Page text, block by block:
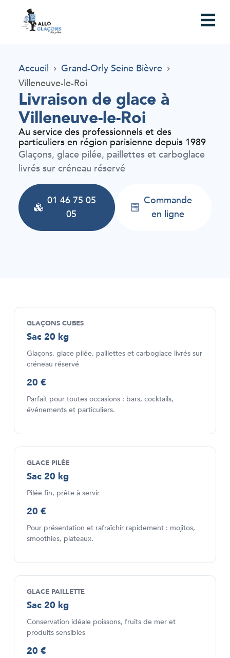
Accueil
Grand-Orly Seine Bièvre
Villeneuve-le-Roi
Livraison de glace à
Villeneuve-le-Roi
Au service des professionnels et des
particuliers en région parisienne depuis 1989
Glaçons, glace pilée, paillettes et carboglace
livrés sur créneau réservé
01 46 75 05
05
Commande
en ligne
GLAÇONS CUBES
Sac 20 kg
Glaçons, glace pilée, paillettes et carboglace livrés sur
créneau réservé
20 €
Parfait pour toutes occasions : bars, cocktails,
événements et particuliers.
GLACE PILÉE
Sac 20 kg
Pilée fin, prête à servir
20 €
Pour présentation et rafraîchir rapidement : mojitos,
smoothies, plateaux.
GLACE PAILLETTE
Sac 20 kg
Conservation idéale poissons, fruits de mer et
produits sensibles
20 €